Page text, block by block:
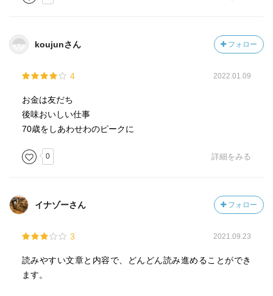
koujunさん フォロー
4 2022.01.09
お金は友だち
後味おいしい仕事
70歳をしあわせわのピークに
0 詳細をみる
イナゾーさん フォロー
3 2021.09.23
読みやすい文章と内容で、どんどん読み進めることができ
ます。